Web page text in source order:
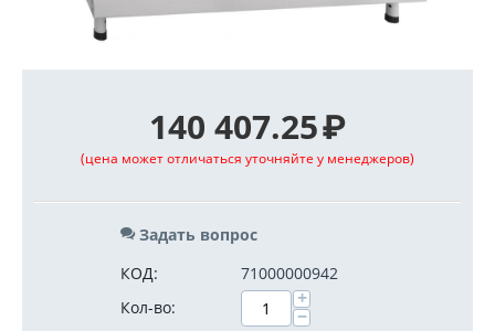
140 407.25₽
(цена может отличаться уточняйте у менеджеров)
Задать вопрос
КОД:
71000000942
Кол-во:
+
−